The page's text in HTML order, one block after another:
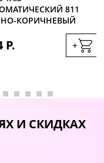
811
КОРИЧНЕВЫЙ
Р. +
И СКИДКАХ